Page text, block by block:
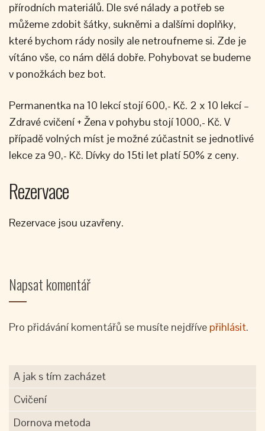
přírodních materiálů. Dle své nálady a potřeb se
můžeme zdobit šátky, sukněmi a dalšími doplňky,
které bychom rády nosily ale netroufneme si. Zde je
vítáno vše, co nám dělá dobře. Pohybovat se budeme
v ponožkách bez bot.
Permanentka na 10 lekcí stojí 600,- Kč. 2 x 10 lekcí –
Zdravé cvičení + Žena v pohybu stojí 1000,- Kč. V
případě volných míst je možné zúčastnit se jednotlivé
lekce za 90,- Kč. Dívky do 15ti let platí 50% z ceny.
Rezervace
Rezervace jsou uzavřeny.
Napsat komentář
Pro přidávání komentářů se musíte nejdříve přihlásit.
A jak s tím zacházet
Cvičení
Dornova metoda